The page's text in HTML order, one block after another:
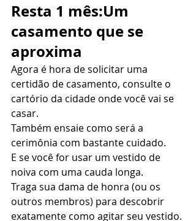
Resta 1 mês:Um
casamento que se
aproxima
Agora é hora de solicitar uma
certidão de casamento, consulte o
cartório da cidade onde você vai se
casar.
Também ensaie como será a
cerimônia com bastante cuidado.
E se você for usar um vestido de
noiva com uma cauda longa.
Traga sua dama de honra (ou os
outros membros) para descobrir
exatamente como agitar seu vestido.